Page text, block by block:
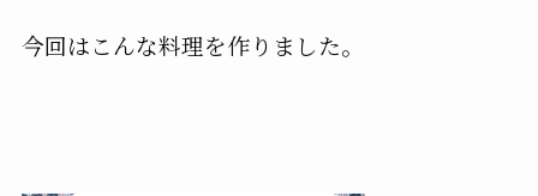
今回はこんな料理を作りました。